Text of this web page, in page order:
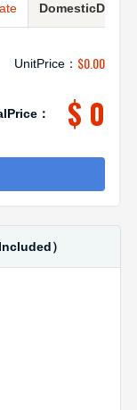
UnitPrice： $0.00
： $ 0
）